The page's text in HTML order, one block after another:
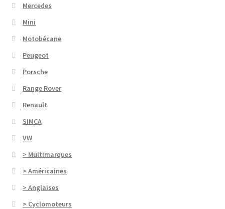
Mercedes
Mini
Motobécane
Peugeot
Porsche
Range Rover
Renault
SIMCA
VW
> Multimarques
> Américaines
> Anglaises
> Cyclomoteurs